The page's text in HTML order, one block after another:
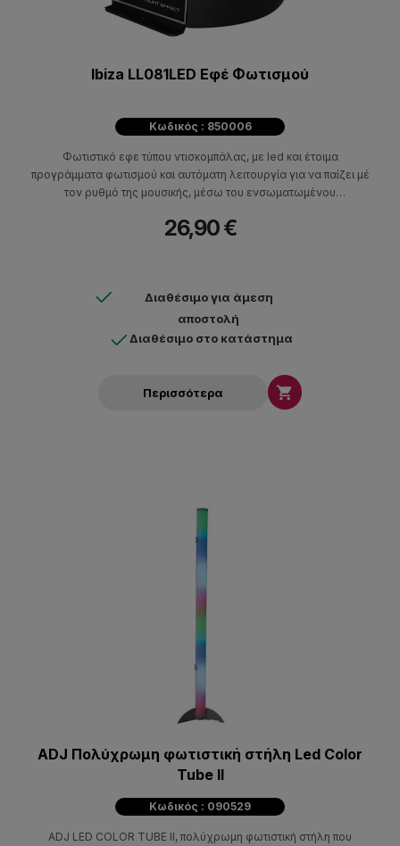
Ibiza LL081LED Εφέ Φωτισμού
Κωδικός : 850006
Φωτιστικό εφε τύπου ντισκομπάλας, με led και έτοιμα
προγράμματα φωτισμού και αυτόματη λειτουργία για να παίζει μέ
τον ρυθμό της μουσικής, μέσω του ενσωματωμένου
26,90 €
Διαθέσιμο για άμεση
αποστολή
Διαθέσιμο στο κατάστημα
Περισσότερα 
ADJ Πολύχρωμη φωτιστική στήλη Led Color
Tube II
Κωδικός : 090529
ADJ LED COLOR TUBE II, πολύχρωμη φωτιστική στήλη που